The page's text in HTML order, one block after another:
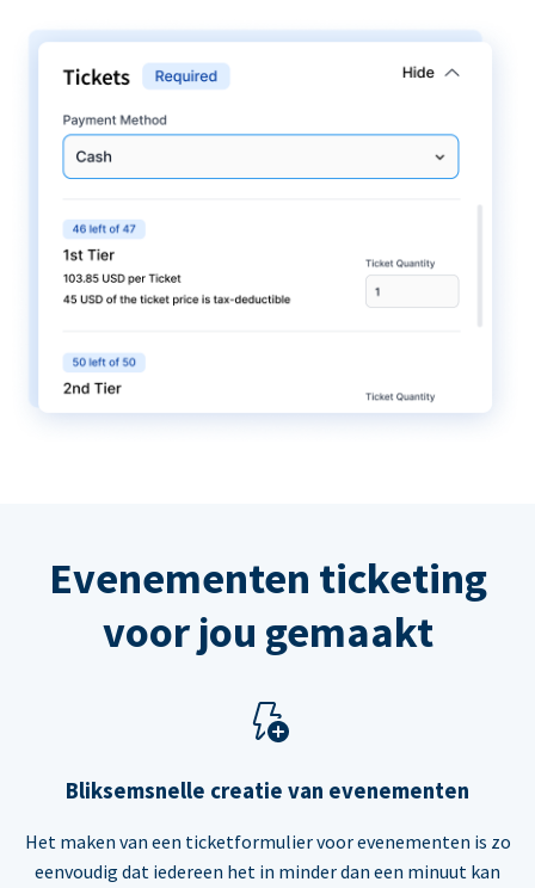
Evenementen ticketing
voor jou gemaakt
Bliksemsnelle creatie van evenementen
Het maken van een ticketformulier voor evenementen is zo
eenvoudig dat iedereen het in minder dan een minuut kan